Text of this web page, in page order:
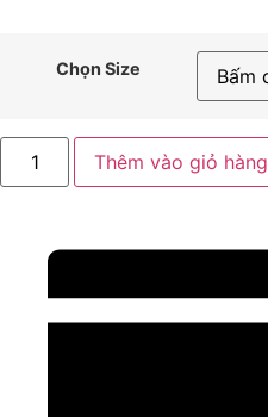
Chọn Size
Thêm vào giỏ hàng